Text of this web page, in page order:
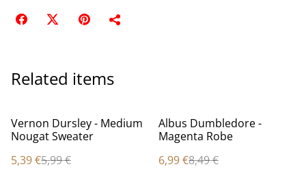
Related items
%
Vernon Dursley - Medium
Nougat Sweater
5,39 €5,99 €
%
Albus Dumbledore -
Magenta Robe
6,99 €8,49 €